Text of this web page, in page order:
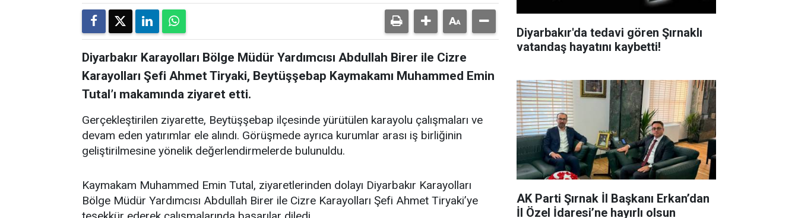
Diyarbakır Karayolları Bölge Müdür Yardımcısı Abdullah Birer ile Cizre
Karayolları Şefi Ahmet Tiryaki, Beytüşşebap Kaymakamı Muhammed Emin
Tutal’ı makamında ziyaret etti.
Gerçekleştirilen ziyarette, Beytüşşebap ilçesinde yürütülen karayolu çalışmaları ve
devam eden yatırımlar ele alındı. Görüşmede ayrıca kurumlar arası iş birliğinin
geliştirilmesine yönelik değerlendirmelerde bulunuldu.
Kaymakam Muhammed Emin Tutal, ziyaretlerinden dolayı Diyarbakır Karayolları
Bölge Müdür Yardımcısı Abdullah Birer ile Cizre Karayolları Şefi Ahmet Tiryaki’ye
Diyarbakır'da tedavi gören Şırnaklı
vatandaş hayatını kaybetti!
AK Parti Şırnak İl Başkanı Erkan’dan
İl Özel İdaresi’ne hayırlı olsun